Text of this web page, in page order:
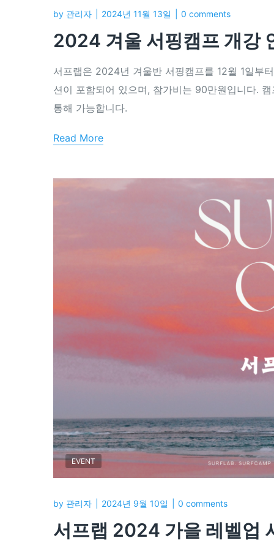
by 관리자 2024년 11월 13일 0 comments
2024 겨울 서핑캠프 개강
서프랩은 2024년 겨울반 서핑캠프를 12월 1일부
션이 포함되어 있으며, 참가비는 90만원입니다.
통해 가능합니다.
Read More
EVENT
by 관리자 2024년 9월 10일 0 comments
서프랩 2024 가을 레벨업